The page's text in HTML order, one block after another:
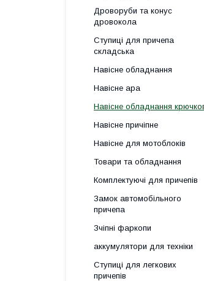
Дроворуби та конус
дровокола
Ступиці для причепа
складська
Навісне обладнання
Навісне ара
Навісне обладнання
Навісне причіпне
Навісне для мотоблоків
Товари та обладнання
Комплектуючі для причепів
Замок автомобільного
причепа
Зчіпні фаркопи
аккумулятори для техніки
Ступиці для легкових
причепів